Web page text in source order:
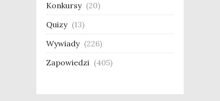
Konkursy (20)
Quizy (13)
Wywiady (226)
Zapowiedzi (405)